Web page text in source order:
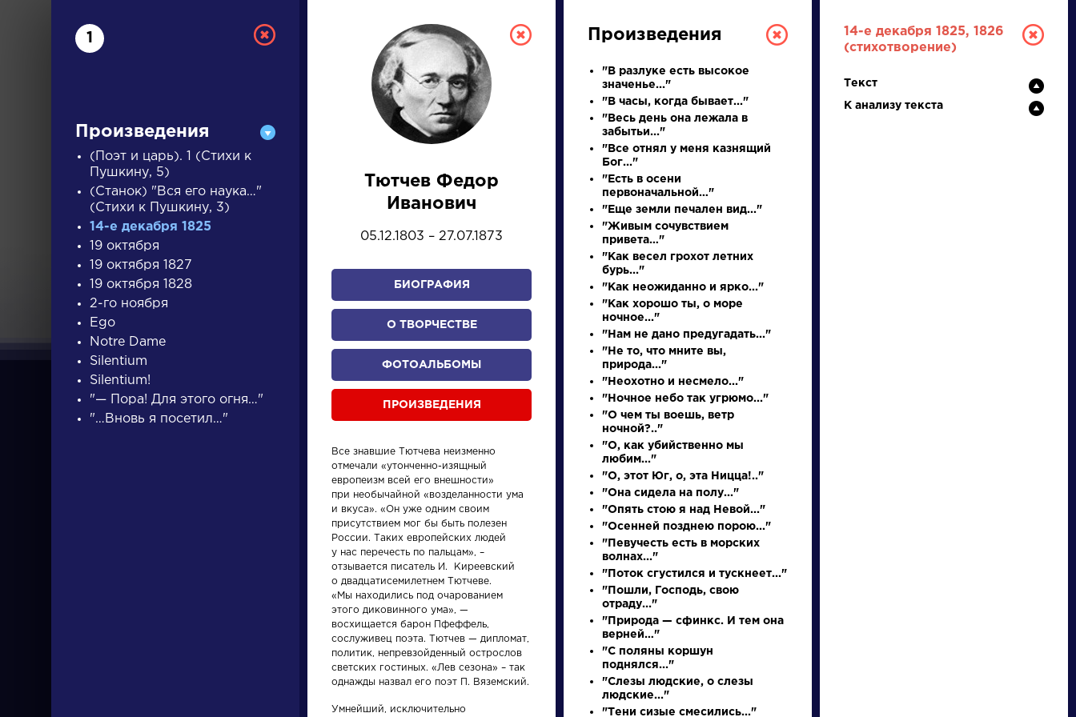
РУССКАЯ ЛИТЕРАТУРА
ДЛЯ ПРЕЗЕНТАЦИЙ, УРОКОВ И ЕГЭ
З Т У
произведения персонажи
Произведения Писатели
Бродский
Писатели
Булгаков
Михаил
1
Произведения
(Поэт и царь). 1 (Стихи к
Пушкину, 5)
(Станок) "Вся его наука…"
(Стихи к Пушкину, 3)
14-е декабря 1825
19 октября
19 октября 1827
19 октября 1828
2-го ноября
Ego
Notre Dame
Silentium
Silentium!
"— Пора! Для этого огня…"
"…Вновь я посетил…"
Тютчев Федор
Иванович
05.12.1803 – 27.07.1873
БИОГРАФИЯ
О ТВОРЧЕСТВЕ
ФОТОАЛЬБОМЫ
ПРОИЗВЕДЕНИЯ
Все знавшие Тютчева неизменно
отмечали «утонченно-изящный
европеизм всей его внешности»
при необычайной «возделанности ума
и вкуса». «Он уже одним своим
присутствием мог бы быть полезен
России. Таких европейских людей
у нас перечесть по пальцам», –
отзывается писатель И. Киреевский
о двадцатисемилетнем Тютчеве.
«Мы находились под очарованием
этого диковинного ума», —
восхищается барон Пфеффель,
сослуживец поэта. Тютчев — дипломат,
политик, непревзойденный острослов
светских гостиных. «Лев сезона» – так
однажды назвал его поэт П. Вяземский.
Умнейший, исключительно
Произведения
"В разлуке есть высокое
значенье..."
"В часы, когда бывает..."
"Весь день она лежала в
забытьи..."
"Все отнял у меня казнящий
Бог..."
"Есть в осени
первоначальной…"
"Еще земли печален вид..."
"Живым сочувствием
привета…"
"Как весел грохот летних
бурь..."
"Как неожиданно и ярко..."
"Как хорошо ты, о море
ночное..."
"Нам не дано предугадать..."
"Не то, что мните вы,
природа..."
"Неохотно и несмело..."
"Ночное небо так угрюмо..."
"О чем ты воешь, ветр
ночной?.."
"О, как убийственно мы
любим..."
"О, этот Юг, о, эта Ницца!.."
"Она сидела на полу..."
"Опять стою я над Невой..."
"Осенней позднею порою..."
"Певучесть есть в морских
волнах..."
"Поток сгустился и тускнеет..."
"Пошли, Господь, свою
отраду..."
"Природа — сфинкс. И тем она
верней…"
"С поляны коршун
поднялся..."
"Слезы людские, о слезы
людские..."
"Тени сизые смесились..."
14-е декабря 1825, 1826
(стихотворение)
Текст
К анализу текста